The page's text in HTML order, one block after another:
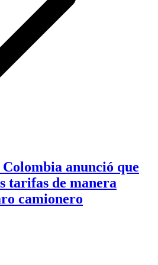
anunció que
tarifas de manera
camionero